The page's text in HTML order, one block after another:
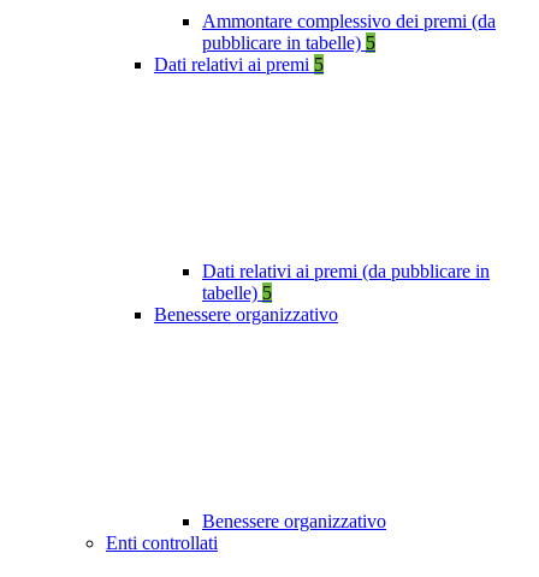
Ammontare complessivo dei premi (da
pubblicare in tabelle) 5
Dati relativi ai premi 5
Dati relativi ai premi (da pubblicare in
tabelle) 5
Benessere organizzativo
Benessere organizzativo
Enti controllati